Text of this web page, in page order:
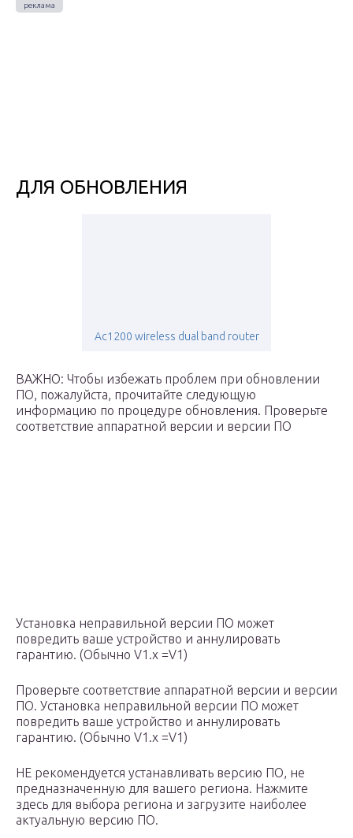
ДЛЯ ОБНОВЛЕНИЯ
Ac1200 wireless dual band router
ВАЖНО: Чтобы избежать проблем при обновлении
ПО, пожалуйста, прочитайте следующую
информацию по процедуре обновления. Проверьте
соответствие аппаратной версии и версии ПО
Установка неправильной версии ПО может
повредить ваше устройство и аннулировать
гарантию. (Обычно V1.x =V1)
Проверьте соответствие аппаратной версии и версии
ПО. Установка неправильной версии ПО может
повредить ваше устройство и аннулировать
гарантию. (Обычно V1.x =V1)
НЕ рекомендуется устанавливать версию ПО, не
предназначенную для вашего региона. Нажмите
здесь для выбора региона и загрузите наиболее
актуальную версию ПО.